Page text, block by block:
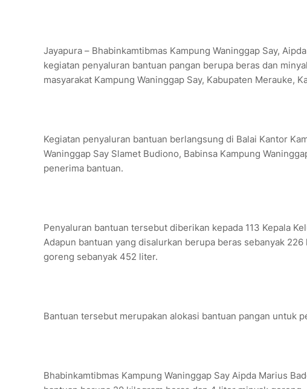
Jayapura – Bhabinkamtibmas Kampung Waninggap Say,
kegiatan penyaluran bantuan pangan berupa beras dan
masyarakat Kampung Waninggap Say, Kabupaten Merauke,
Kegiatan penyaluran bantuan berlangsung di Balai Kantor
Waninggap Say Slamet Budiono, Babinsa Kampung
penerima bantuan.
Penyaluran bantuan tersebut diberikan kepada 113 Kepala
Adapun bantuan yang disalurkan berupa beras sebanyak
goreng sebanyak 452 liter.
Bantuan tersebut merupakan alokasi bantuan pangan untuk
Bhabinkamtibmas Kampung Waninggap Say Aipda Marius